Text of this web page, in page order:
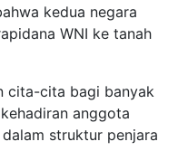
kedua negara
WNI ke tanah
cita-cita bagi banyak
anggota
struktur penjara